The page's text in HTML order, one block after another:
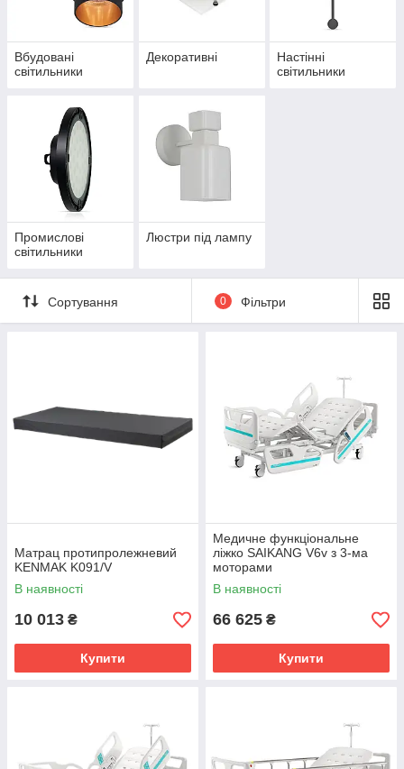
Вбудовані
світильники
Декоративні
Настінні
світильники
Промислові
світильники
Люстри під лампу
Сортування 0 Фільтри
Матрац протипролежневий
KENMAK K091/V
В наявності
10 013 ₴
Купити
Медичне функціональне
ліжко SAIKANG V6v з 3-ма
моторами
В наявності
66 625 ₴
Купити